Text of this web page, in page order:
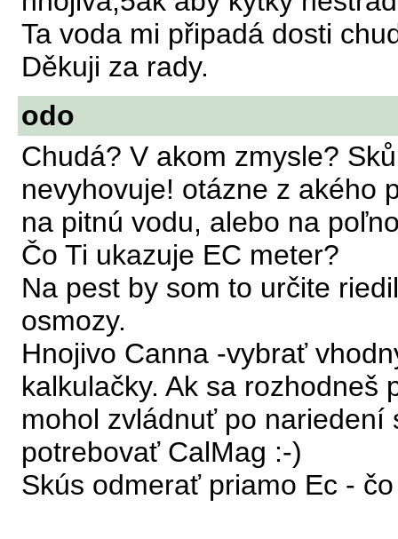
Ta voda mi připadá dosti
Děkuji za rady.
odo
Chudá? V akom zmysle?
nevyhovuje! otázne z akého
na pitnú vodu, alebo na
Čo Ti ukazuje EC meter?
Na pest by som to určite
osmozy.
Hnojivo Canna -vybrať
kalkulačky. Ak sa rozhodneš
mohol zvládnuť po
potrebovať CalMag :-)
Skús odmerať priamo Ec -